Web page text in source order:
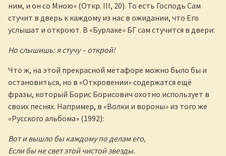
ним, и он со Мною» (Откр. III, 20). То есть Господь Сам
стучит в дверь к каждому из нас в ожидании, что Его
услышат и откроют. В «Бурлаке» БГ сам стучится в двери:
Но слышишь: я стучу – открой!
Что ж, на этой прекрасной метафоре можно было бы и
остановиться, но в «Откровении» содержатся ещё
фразы, который Борис Борисович охотно использует в
своих песнях. Например, в «Волки и вороны» из того же
«Русского альбома» (1992):
Вот и вышло бы каждому по делам его,
Если бы не свет этой чистой звезды.